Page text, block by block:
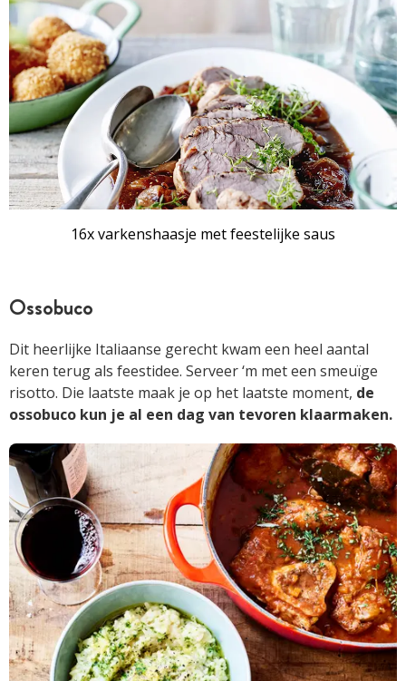
16x varkenshaasje met feestelijke saus
Ossobuco
Dit heerlijke Italiaanse gerecht kwam een heel aantal
keren terug als feestidee. Serveer ‘m met een smeuïge
risotto. Die laatste maak je op het laatste moment, de
ossobuco kun je al een dag van tevoren klaarmaken.